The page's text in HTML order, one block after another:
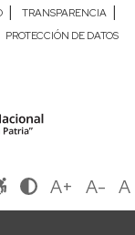
| TRANSPARENCIA |
PROTECCIÓN DE DATOS
A+ A- A